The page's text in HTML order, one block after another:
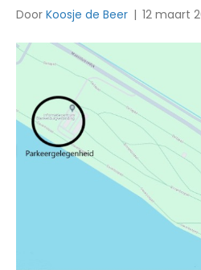
Door Koosje de Beer | 12 maart